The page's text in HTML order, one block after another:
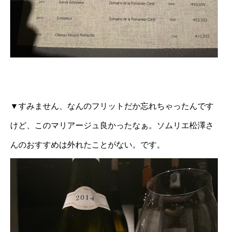
▼すみません、なんのフリットだか忘れちゃったんです
けど、このマリアージュ良かったなぁ。ソムリエ松澤さ
んのおすすめは外れたことがない。です。